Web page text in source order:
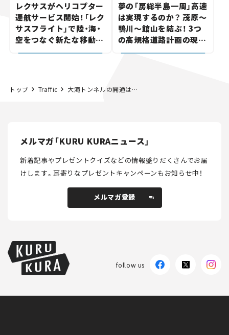
レクサスがヘリコプター
運航サービス開始！「レク
サスフライト」で陸・海・
空をつなぐ新たな移動体
験とは
夢の「房総半島一周」高速
は実現するのか？ 茂原～
鴨川～館山を結ぶ！ 3つ
の高規格道路計画の現
状。「館山鴨川道路」で検
トップ Traffic 大滝トンネルの開通はいつ？ 山梨〜埼玉の最短ルート「西関東連絡道路」に注目集まる【いま気になる道路計画】
メルマガ「KURU KURAニュース」
新着記事やプレゼントクイズなどの情報盛りだくさんでお届
けします。耳寄りなプレゼントキャンペーンもお知らせ中！
メルマガ登録
follow us